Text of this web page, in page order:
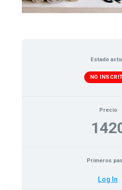
Estado
NO
Precio
Primeros
Log In